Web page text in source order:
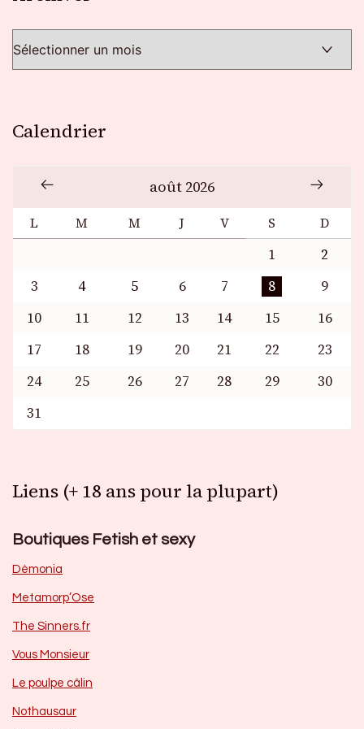
Calendrier
août 2026
L M M J V S D
1
2
3
4 5 6 7 8
9
10
11 12 13 14 15
16
17
18 19 20 21 22
23
24
25 26 27 28 29
30
31
Liens (+ 18 ans pour la plupart)
Boutiques Fetish et sexy
Dèmonia
Metamorp’Ose
The Sinners.fr
Vous Monsieur
Le poulpe câlin
Nothausaur